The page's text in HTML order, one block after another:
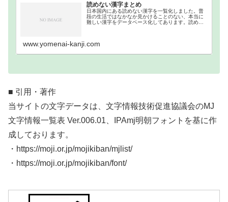
読めない漢字まとめ
日本国内にある読めない漢字を一覧化しました。普
段の生活ではなかなか見かけることのない、本当に
難しい漢字をデータベース化してあります。読めな
www.yomenai-kanji.com
■ 引用・著作
当サイトの文字データは、文字情報技術促進協議会のMJ
文字情報一覧表 Ver.006.01、IPAmj明朝フォントを基に作
成しております。
・https://moji.or.jp/mojikiban/mjlist/
・https://moji.or.jp/mojikiban/font/